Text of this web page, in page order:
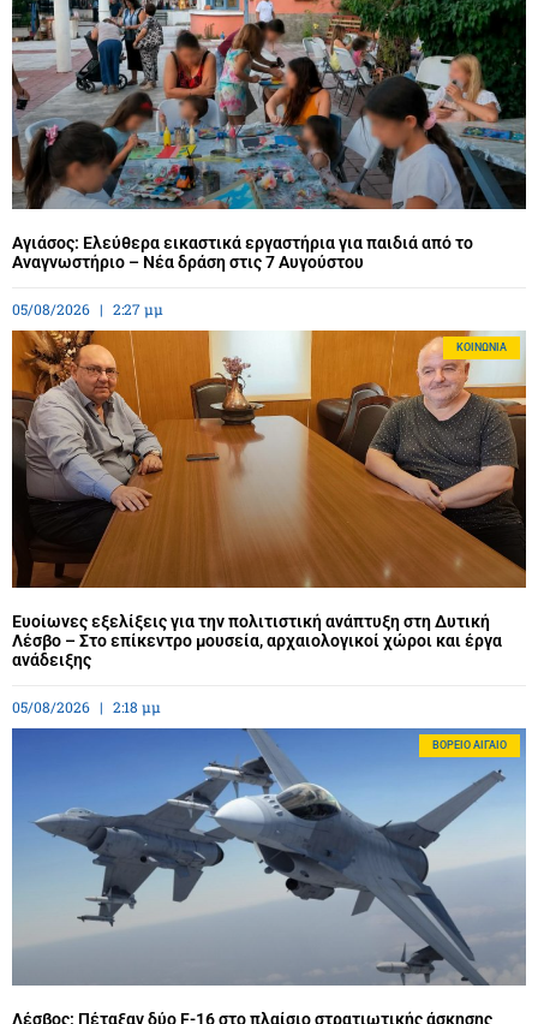
Αγιάσος: Ελεύθερα εικαστικά εργαστήρια για παιδιά από το
Αναγνωστήριο – Νέα δράση στις 7 Αυγούστου
05/08/2026 2:27 μμ
ΚΟΙΝΩΝΊΑ
Ευοίωνες εξελίξεις για την πολιτιστική ανάπτυξη στη Δυτική
Λέσβο – Στο επίκεντρο μουσεία, αρχαιολογικοί χώροι και έργα
ανάδειξης
05/08/2026 2:18 μμ
BΌΡΕΙΟ ΑΙΓΑΊΟ
Λέσβος: Πέταξαν δύο F-16 στο πλαίσιο στρατιωτικής άσκησης